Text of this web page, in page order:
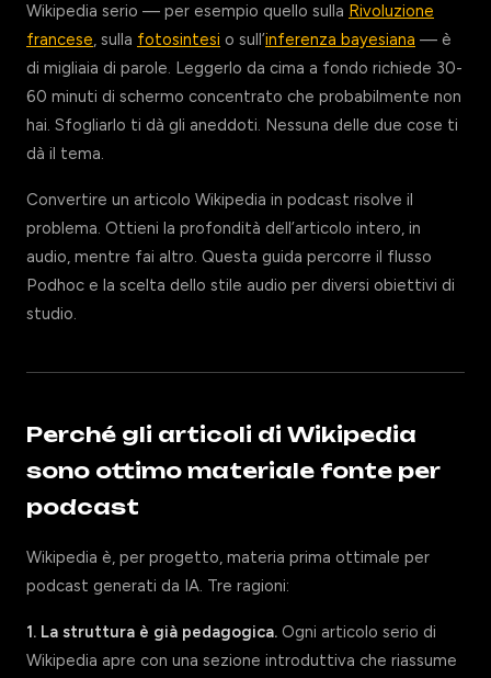
Wikipedia serio — per esempio quello sulla Rivoluzione
francese, sulla fotosintesi o sull’inferenza bayesiana — è
di migliaia di parole. Leggerlo da cima a fondo richiede 30-
60 minuti di schermo concentrato che probabilmente non
hai. Sfogliarlo ti dà gli aneddoti. Nessuna delle due cose ti
dà il tema.
Convertire un articolo Wikipedia in podcast risolve il
problema. Ottieni la profondità dell’articolo intero, in
audio, mentre fai altro. Questa guida percorre il flusso
Podhoc e la scelta dello stile audio per diversi obiettivi di
studio.
Perché gli articoli di Wikipedia
sono ottimo materiale fonte per
podcast
Wikipedia è, per progetto, materia prima ottimale per
podcast generati da IA. Tre ragioni:
1. La struttura è già pedagogica. Ogni articolo serio di
Wikipedia apre con una sezione introduttiva che riassume